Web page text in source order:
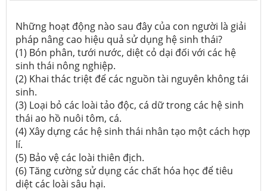
Những hoạt động nào sau đây của con người là giải
pháp nâng cao hiệu quả sử dụng hệ sinh thái?
(1) Bón phân, tưới nước, diệt cỏ dại đối với các hệ
sinh thái nông nghiệp.
(2) Khai thác triệt để các nguồn tài nguyên không tái
sinh.
(3) Loại bỏ các loài tảo độc, cá dữ trong các hệ sinh
thái ao hồ nuôi tôm, cá.
(4) Xây dựng các hệ sinh thái nhân tạo một cách hợp
lí.
(5) Bảo vệ các loài thiên địch.
(6) Tăng cường sử dụng các chất hóa học để tiêu
diệt các loài sâu hại.